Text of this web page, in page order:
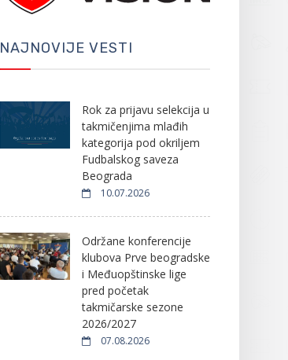
NAJNOVIJE VESTI
Rok za prijavu selekcija u
takmičenjima mlađih
kategorija pod okriljem
Fudbalskog saveza
Beograda
10.07.2026
Održane konferencije
klubova Prve beogradske
i Međuopštinske lige
pred početak
takmičarske sezone
2026/2027
07.08.2026